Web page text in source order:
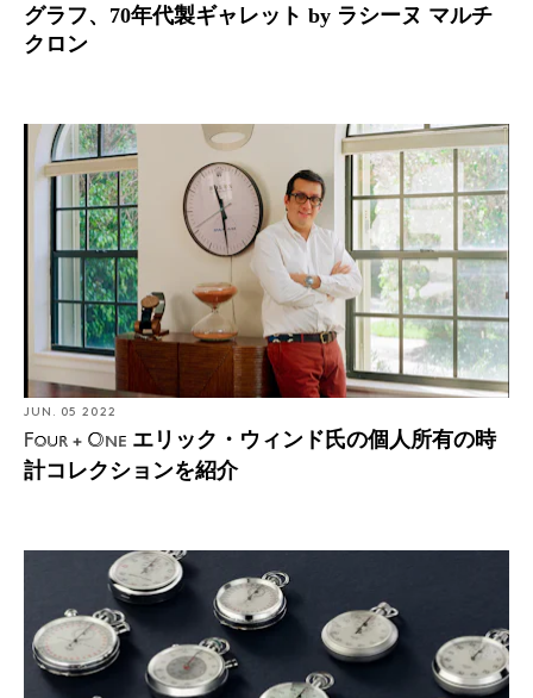
グラフ、70年代製ギャレット by ラシーヌ マルチ
クロン
JUN. 05 2022
Four + One エリック・ウィンド氏の個人所有の時
計コレクションを紹介